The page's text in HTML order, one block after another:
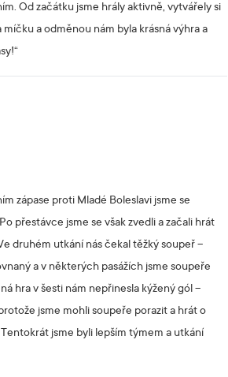
Od začátku jsme hrály aktivně, vytvářely si
a odměnou nám byla krásná výhra a
zápase proti Mladé Boleslavi jsme se
přestávce jsme se však zvedli a začali hrát
druhém utkání nás čekal těžký soupeř –
a v některých pasážích jsme soupeře
hra v šesti nám nepřinesla kýžený gól –
jsme mohli soupeře porazit a hrát o
jsme byli lepším týmem a utkání